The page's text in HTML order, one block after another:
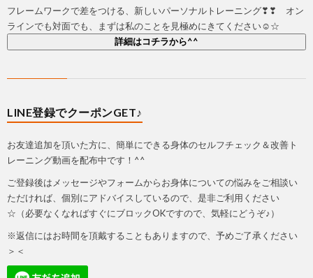
フレームワークで差をつける、新しいパーソナルトレーニング❣❣ オン
ラインでも対面でも、まずは私のことを見極めにきてください☺☆
詳細はコチラから^^
LINE登録でクーポンGET♪
お友達追加を頂いた方に、簡単にできる身体のセルフチェック＆改善ト
レーニング動画を配布中です！^^
ご登録後はメッセージやフォームからお身体についての悩みをご相談い
ただければ、個別にアドバイスしているので、是非ご利用ください
☆（必要なくなればすぐにブロックOKですので、気軽にどうぞ♪）
※返信にはお時間を頂戴することもありますので、予めご了承ください
＞＜